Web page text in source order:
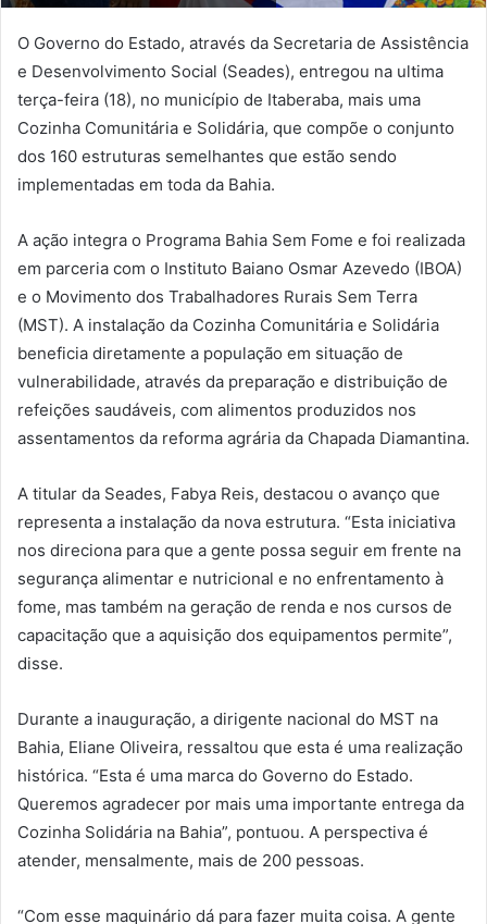
O Governo do Estado, através da Secretaria de Assistência
e Desenvolvimento Social (Seades), entregou na ultima
terça-feira (18), no município de Itaberaba, mais uma
Cozinha Comunitária e Solidária, que compõe o conjunto
dos 160 estruturas semelhantes que estão sendo
implementadas em toda da Bahia.
A ação integra o Programa Bahia Sem Fome e foi realizada
em parceria com o Instituto Baiano Osmar Azevedo (IBOA)
e o Movimento dos Trabalhadores Rurais Sem Terra
(MST). A instalação da Cozinha Comunitária e Solidária
beneficia diretamente a população em situação de
vulnerabilidade, através da preparação e distribuição de
refeições saudáveis, com alimentos produzidos nos
assentamentos da reforma agrária da Chapada Diamantina.
A titular da Seades, Fabya Reis, destacou o avanço que
representa a instalação da nova estrutura. “Esta iniciativa
nos direciona para que a gente possa seguir em frente na
segurança alimentar e nutricional e no enfrentamento à
fome, mas também na geração de renda e nos cursos de
capacitação que a aquisição dos equipamentos permite”,
disse.
Durante a inauguração, a dirigente nacional do MST na
Bahia, Eliane Oliveira, ressaltou que esta é uma realização
histórica. “Esta é uma marca do Governo do Estado.
Queremos agradecer por mais uma importante entrega da
Cozinha Solidária na Bahia”, pontuou. A perspectiva é
atender, mensalmente, mais de 200 pessoas.
“Com esse maquinário dá para fazer muita coisa. A gente